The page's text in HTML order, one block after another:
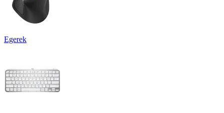
Egerek